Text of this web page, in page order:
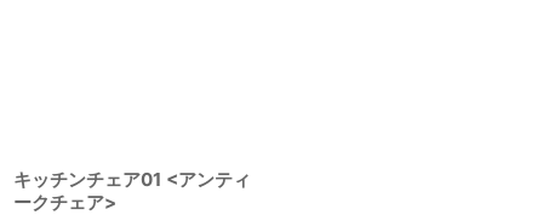
キッチンチェア01 <アンティ
ークチェア>